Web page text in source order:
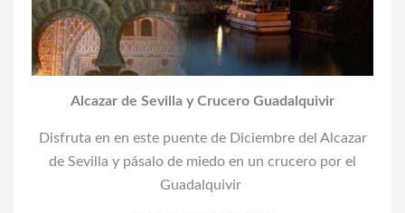
Alcazar de Sevilla y Crucero Guadalquivir
Disfruta en en este puente de Diciembredel Alcazar
de Sevilla y pásalo de miedo en un crucero por el
Guadalquivir